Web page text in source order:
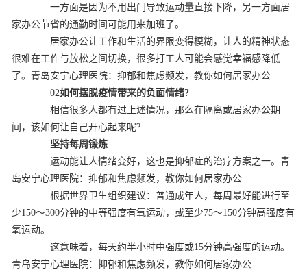
一方面是因为不用出门导致运动量直接下降，另一方面居
家办公节省的通勤时间可能用来加班了。
居家办公让工作和生活的界限变得模糊，让人的精神状态
很难在工作与放松之间切换，很多打工人可能会感觉幸福感降低
了。青岛安宁心理医院：抑郁和焦虑频发，教你如何居家办公
02如何摆脱疫情带来的负面情绪?
相信很多人都有过上述情况，那么在隔离或居家办公期
间，该如何让自己开心起来呢?
坚持每周锻炼
运动能让人情绪变好，这也是抑郁症的治疗方案之一。青
岛安宁心理医院：抑郁和焦虑频发，教你如何居家办公
根据世界卫生组织建议：普通成年人，每周最好能进行至
少150～300分钟的中等强度有氧运动，或至少75～150分钟高强度有
氧运动。
这意味着，每天约半小时中强度或15分钟高强度的运动。
青岛安宁心理医院：抑郁和焦虑频发，教你如何居家办公